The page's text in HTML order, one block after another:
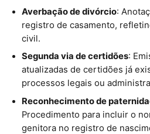
Averbação de divórcio:
registro de casamento,
civil.
Segunda via de certidões:
atualizadas de certidões já
processos legais ou
Reconhecimento de
Procedimento para incluir o
genitora no registro de